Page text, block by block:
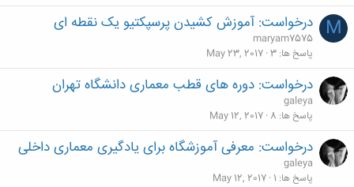
M درخواست: آموزش کشیدن پرسپکتیو یک نقطه ای
maryam7575
پاسخ ها 3
May 23, 2017
درخواست: دوره های قطب معماری دانشگاه تهران
galeya
پاسخ ها 8
May 12, 2017
درخواست: معرفی آموزشگاه برای یادگیری معماری داخلی
galeya
پاسخ ها 1
May 12, 2017